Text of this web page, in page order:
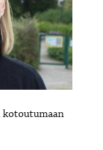
kotoutumaan